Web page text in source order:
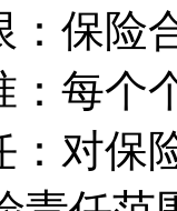
：保
：每个
：对